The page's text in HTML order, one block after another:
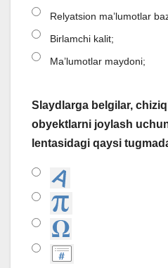
Relyatsion ma’lumotlar
Birlamchi kalit;
Ma’lumotlar maydoni;
Slaydlarga belgilar,
obyektlarni joylash
lentasidagi qaysi